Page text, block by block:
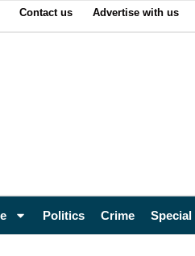
Contact us Advertise with us
Politics Crime